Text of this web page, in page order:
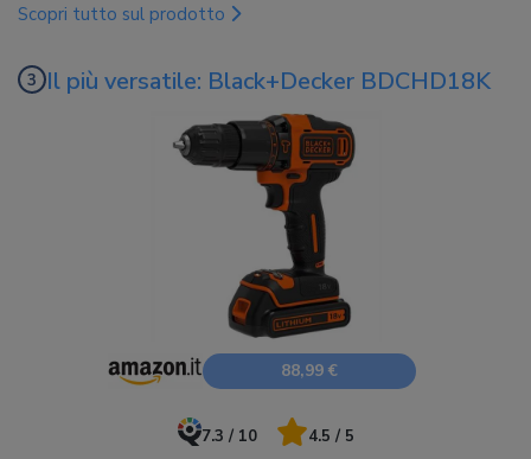
Scopri tutto sul prodotto
Il più versatile: Black+Decker BDCHD18K
88,99 €
7.3 / 10 4.5 / 5